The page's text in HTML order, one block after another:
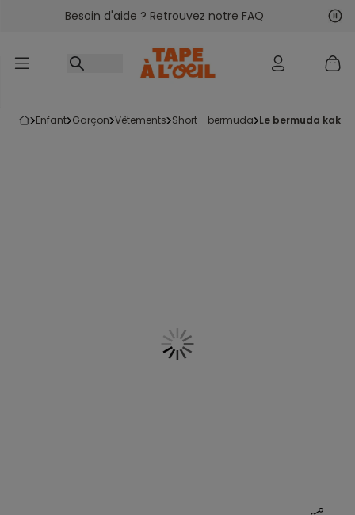
Accéder au contenu
Besoin d'aide ? Retrouvez notre FAQ
enfant garçon vêtements short - bermuda le bermuda kaki